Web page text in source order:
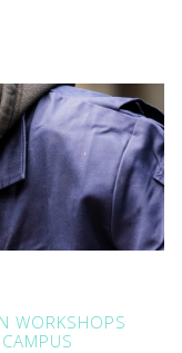
WORKSHOPS